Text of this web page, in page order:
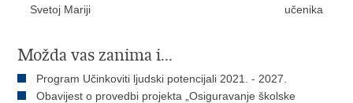
Svetoj Mariji
učenika
Možda vas zanima i...
Program Učinkoviti ljudski potencijali 2021. - 2027.
Obavijest o provedbi projekta „Osiguravanje školske